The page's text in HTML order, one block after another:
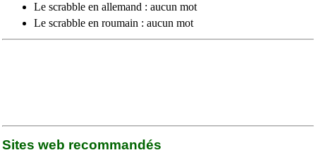
Le scrabble en allemand : aucun mot
Le scrabble en roumain : aucun mot
Sites web recommandés